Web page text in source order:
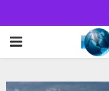
PRIMARY